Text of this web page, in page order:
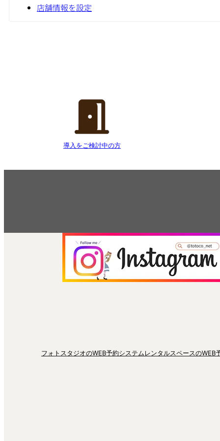
店舗情報を設定
導入をご検討中の方
フォトスタジオのWEB予約システムレンタルスペースのWEB